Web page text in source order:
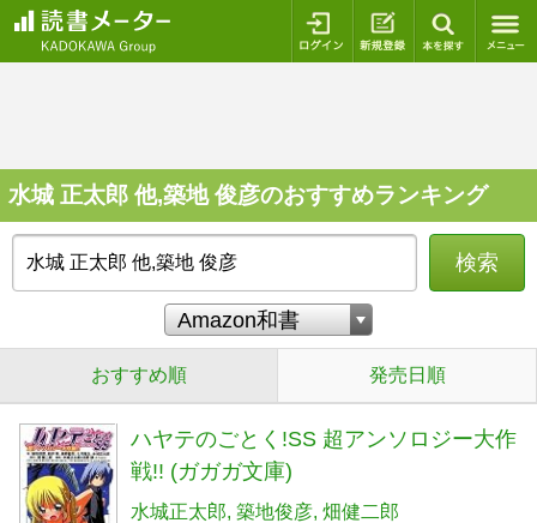
ログイン 新規登録
水城 正太郎 他,築地 俊彦のおすすめランキング
検索
おすすめ順 発売日順
ハヤテのごとく!SS 超アンソロジー大作
戦!! (ガガガ文庫)
水城正太郎 築地俊彦 畑健二郎